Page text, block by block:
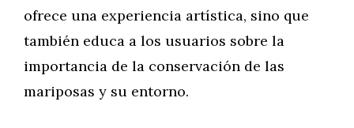
ofrece una experiencia artística, sino que
también educa a los usuarios sobre la
importancia de la conservación de las
mariposas y su entorno.